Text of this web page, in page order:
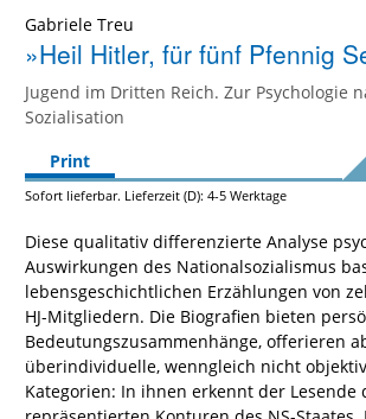
Gabriele Treu
»Heil Hitler, für fünf Pfennig
Jugend im Dritten Reich. Zur Psychologie
Sozialisation
Print
Sofort lieferbar. Lieferzeit (D): 4-5 Werktage
Diese qualitativ differenzierte Analyse
Auswirkungen des Nationalsozialismus
lebensgeschichtlichen Erzählungen von
HJ-Mitgliedern. Die Biografien bieten
Bedeutungszusammenhänge, offerieren
überindividuelle, wenngleich nicht
Kategorien: In ihnen erkennt der Lesende